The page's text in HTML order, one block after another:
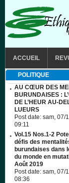
ACCUEIL
POLITIQUE
AU CŒUR DES
BURUNDAISES :
DE L’HEUR AU-
LUEURS
Post date: sam, 07/
09:11
Vol.15 Nos.1-2
défis des
burundaises dans
du monde en
Août 2019
Post date: sam, 07/
08:36